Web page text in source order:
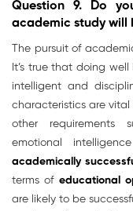
Question 9. Do
academic study will
The pursuit of
It’s true that doing
intelligent and
characteristics are
other requirements
emotional
academically
terms of educational
are likely to be